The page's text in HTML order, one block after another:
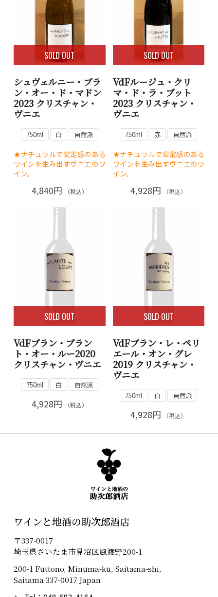
SOLD OUT
シュヴェルニー・ブラ
ン・オー・ド・マドン
2023 クリスチャン・
ヴニエ
750ml 白 自然派
★ナチュラルで安定感のある
ワインを生み出すヴニエのワ
イン。
4,840円 （税込）
SOLD OUT
VdFルージュ・クリ
マ・ド・ラ・ブット
2023 クリスチャン・
ヴニエ
750ml 赤 自然派
★ナチュラルで安定感のある
ワインを生み出すヴニエのワ
イン。
4,928円 （税込）
SOLD OUT
VdFブラン・プラン
ト・オー・ルー2020
クリスチャン・ヴニエ
750ml 白 自然派
4,928円 （税込）
SOLD OUT
VdFブラン・レ・ペリ
エール・オン・グレ
2019 クリスチャン・
ヴニエ
750ml 白 自然派
4,928円 （税込）
ワインと地酒の助次郎酒店
〒337-0017
埼玉県さいたま市見沼区風渡野200-1
200-1 Futtono, Minuma-ku, Saitama-shi,
Saitama 337-0017 Japan